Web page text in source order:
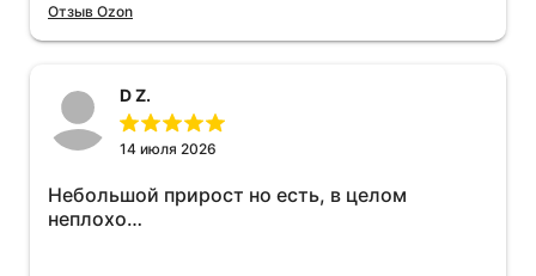
Отзыв Ozon
D Z.
14 июля 2026
Небольшой прирост но есть, в целом
неплохо…